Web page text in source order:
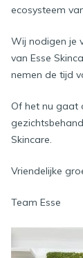
ecosysteem
Wij nodigen je
van Esse
nemen de tijd
Of het nu gaat
Skincare.
Vriendelijke
Team Esse